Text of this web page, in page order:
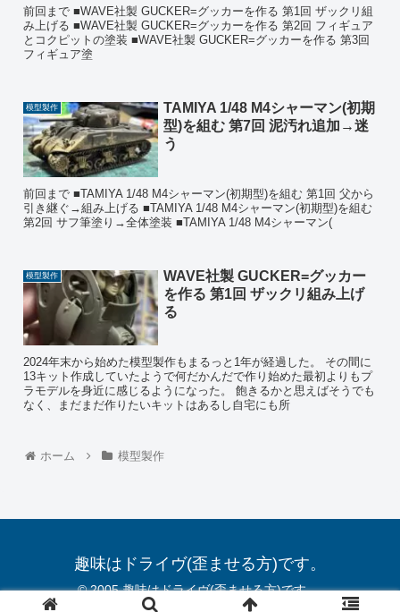
前回まで ■WAVE社製 GUCKER=グッカーを作る 第1回 ザックリ組
み上げる ■WAVE社製 GUCKER=グッカーを作る 第2回 フィギュア
とコクピットの塗装 ■WAVE社製 GUCKER=グッカーを作る 第3回
フィギュア塗
模型製作
TAMIYA 1/48 M4シャーマン(初期
型)を組む 第7回 泥汚れ追加→迷
う
前回まで ■TAMIYA 1/48 M4シャーマン(初期型)を組む 第1回 父から
引き継ぐ→組み上げる ■TAMIYA 1/48 M4シャーマン(初期型)を組む
第2回 サフ筆塗り→全体塗装 ■TAMIYA 1/48 M4シャーマン(
模型製作
WAVE社製 GUCKER=グッカー
を作る 第1回 ザックリ組み上げ
る
2024年末から始めた模型製作もまるっと1年が経過した。 その間に
13キット作成していたようで何だかんだで作り始めた最初よりもプ
ラモデルを身近に感じるようになった。 飽きるかと思えばそうでも
なく、まだまだ作りたいキットはあるし自宅にも所
ホーム 模型製作
趣味はドライヴ(歪ませる方)です。
© 2005 趣味はドライヴ(歪ませる方)です。.